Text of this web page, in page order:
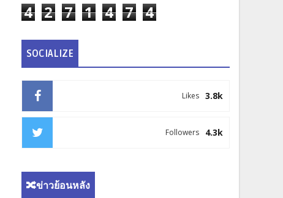
4 2 7 1 4 7 4
SOCIALIZE
3.8k
Likes
4.3k
Followers
🔀ข่าวย้อนหลัง